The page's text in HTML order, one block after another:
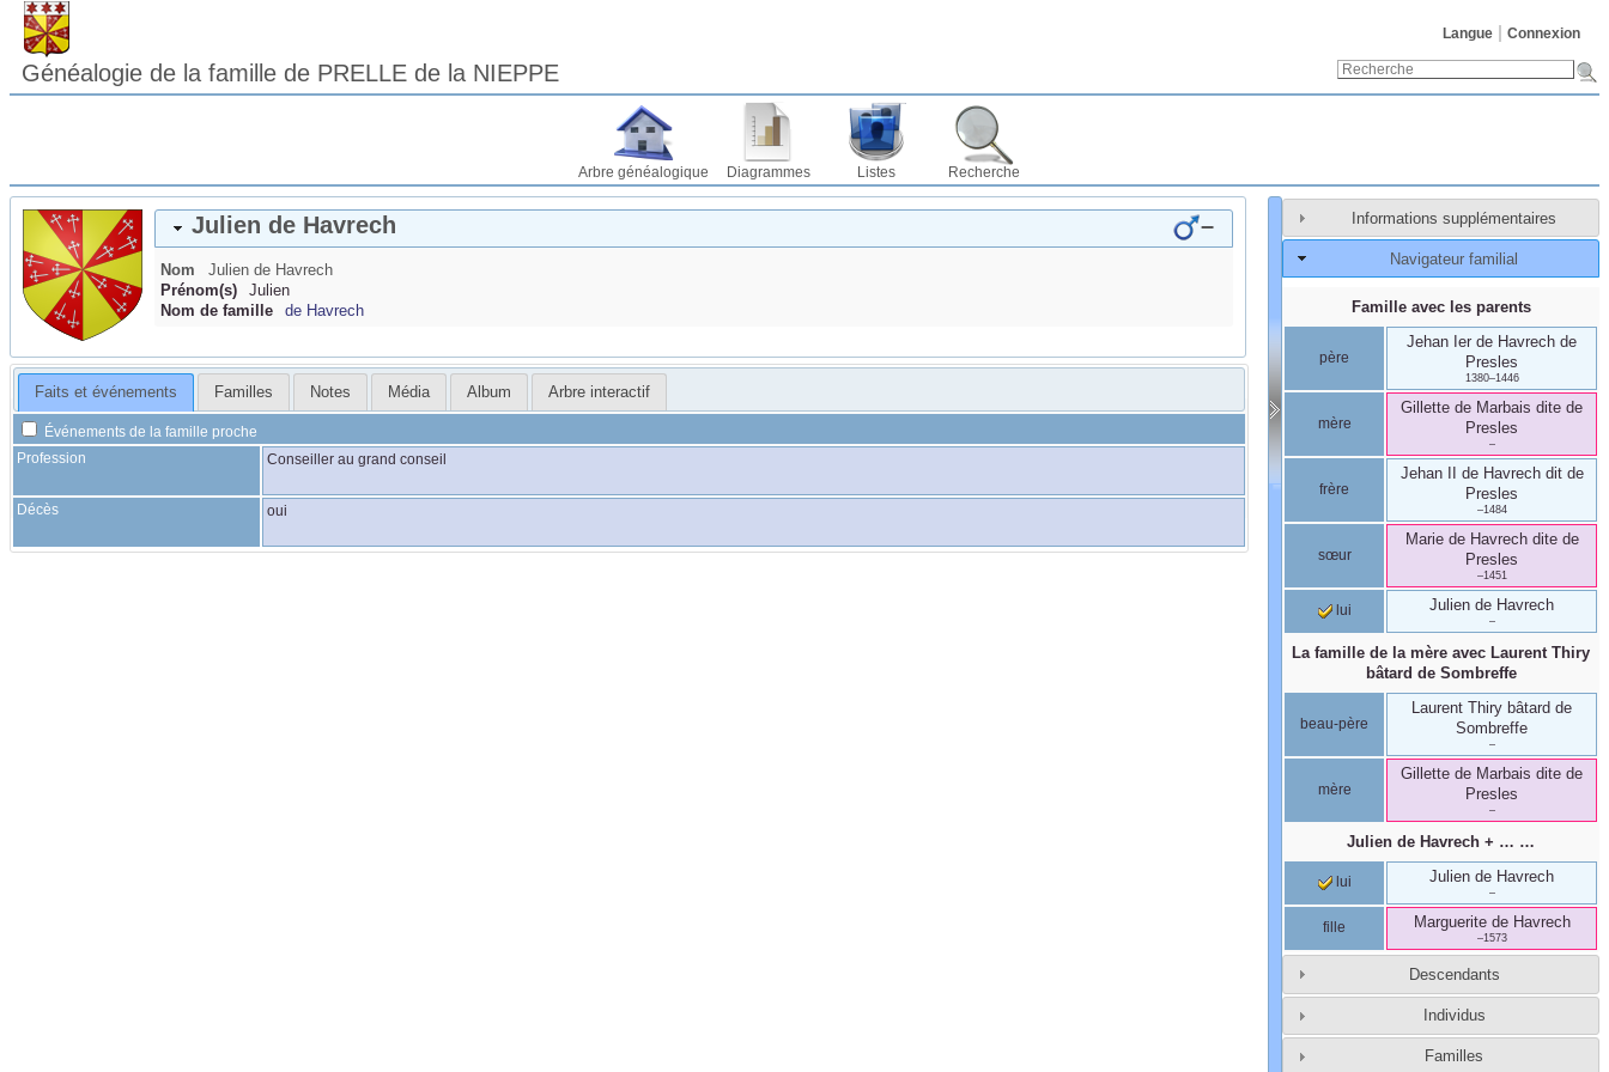
Langue Connexion
Généalogie de la famille de PRELLE de la NIEPPE
Arbre généalogique Diagrammes Listes Recherche
Julien de Havrech –
Nom Julien de Havrech
Prénom(s)
Julien
Nom de famille
de Havrech
Faits et événements Familles Notes Média Album Arbre interactif
Événements de la famille proche
Profession
Conseiller au grand conseil
Décès oui
Informations supplémentaires
Navigateur familial
Famille avec les parents
père
Jehan Ier de Havrech de
Presles
1380–1446
mère
Gillette de Marbais dite de
Presles
–
frère
Jehan II de Havrechdit de
Presles
–1484
sœur
Marie de Havrechdite de
Presles
–1451
lui Julien de Havrech
–
La famille de la mère avec Laurent Thiry
bâtard de Sombreffe
beau-père
Laurent Thiry bâtard de
Sombreffe
–
mère
Gillette de Marbais dite de
Presles
–
Julien de Havrech + … …
lui Julien de Havrech
–
fille Marguerite de Havrech
–1573
Descendants
Individus
Familles